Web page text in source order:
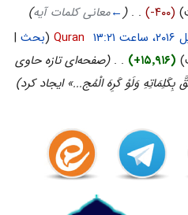
(-۴۰۰)‏
. .
(
←معانی کلمات آیه)
‏
Quran
(بحث|
(+۱۵٬۹۱۶) . . (صفحه‌ای تازه حاوی
بِكَلِمَاتِهِ وَلَوْ كَرِهَ الْمُج...» ایجاد کرد)